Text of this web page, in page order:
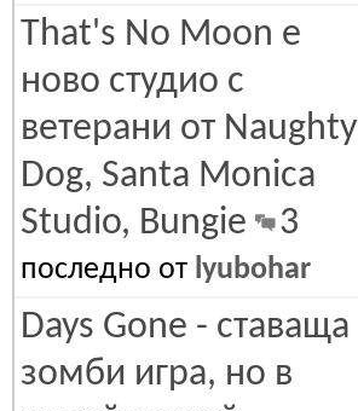
That's No Moon е
ново студио с
ветерани от Naughty
Dog, Santa Monica
Studio, Bungie
3
последно от lyubohar
Days Gone - ставаща
зомби игра, но в